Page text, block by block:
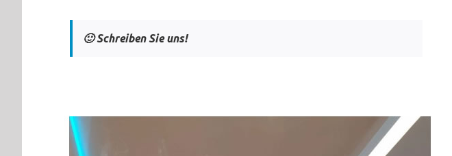
🙂 Schreiben Sie uns!